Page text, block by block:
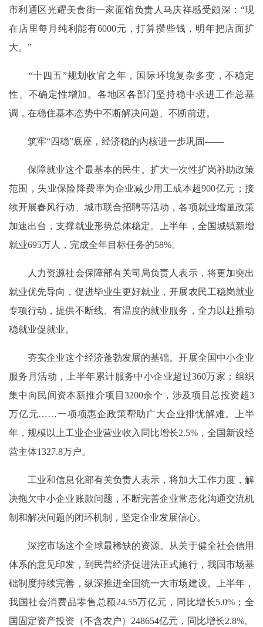
市利通区光耀美食街一家面馆负责人马庆祥感受颇深：“现
在店里每月纯利能有6000元，打算攒些钱，明年把店面扩
大。”
“十四五”规划收官之年，国际环境复杂多变，不稳定
性、不确定性增加。各地区各部门坚持稳中求进工作总基
调，在稳住基本态势中不断解决问题、不断前进。
筑牢“四稳”底座，经济稳的内核进一步巩固——
保障就业这个最基本的民生。扩大一次性扩岗补助政策
范围，失业保险降费率为企业减少用工成本超900亿元；接
续开展春风行动、城市联合招聘等活动，各项就业增量政策
加速出台，支撑就业形势总体稳定。上半年，全国城镇新增
就业695万人，完成全年目标任务的58%。
人力资源社会保障部有关司局负责人表示，将更加突出
就业优先导向，促进毕业生更好就业，开展农民工稳岗就业
专项行动，提供不断线、有温度的就业服务，全力以赴推动
稳就业促就业。
夯实企业这个经济蓬勃发展的基础。开展全国中小企业
服务月活动，上半年累计服务中小企业超过360万家；组织
集中向民间资本新推介项目3200余个，涉及项目总投资超3
万亿元……一项项惠企政策帮助广大企业排忧解难。上半
年，规模以上工业企业营业收入同比增长2.5%，全国新设经
营主体1327.8万户。
工业和信息化部有关负责人表示，将加大工作力度，解
决拖欠中小企业账款问题，不断完善企业常态化沟通交流机
制和解决问题的闭环机制，坚定企业发展信心。
深挖市场这个全球最稀缺的资源。从关于健全社会信用
体系的意见印发，到民营经济促进法正式施行，我国市场基
础制度持续完善，纵深推进全国统一大市场建设。上半年，
我国社会消费品零售总额24.55万亿元，同比增长5.0%；全
国固定资产投资（不含农户）248654亿元，同比增长2.8%。